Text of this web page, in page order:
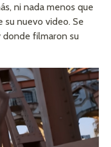
ni nada menos que
su nuevo video. Se
filmaron su